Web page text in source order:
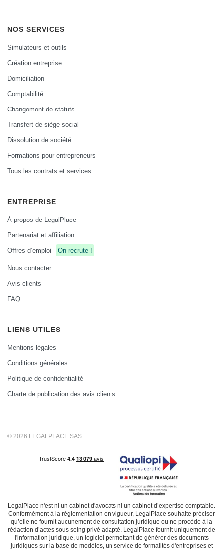
NOS SERVICES
Simulateurs et outils
Création entreprise
Domiciliation
Comptabilité
Changement de statuts
Transfert de siège social
Dissolution de société
Formations pour entrepreneurs
Tous les contrats et services
ENTREPRISE
À propos de LegalPlace
Partenariat et affiliation
Offres d’emploi
On recrute !
Nous contacter
Avis clients
FAQ
LIENS UTILES
Mentions légales
Conditions générales
Politique de confidentialité
Charte de publication des avis clients
© 2026 LEGALPLACE SAS
LegalPlace n'est ni un cabinet d'avocats ni un cabinet d’expertise comptable.
Conformément à la réglementation en vigueur, LegalPlace souhaite préciser
qu’elle ne fournit aucunement de consultation juridique ou ne procède à la
rédaction d’actes sous seing privé adapté. LegalPlace fournit uniquement de
l'information juridique, un logiciel permettant de générer des documents
juridiques sur la base de modèles, un service de formalités d'entreprises et